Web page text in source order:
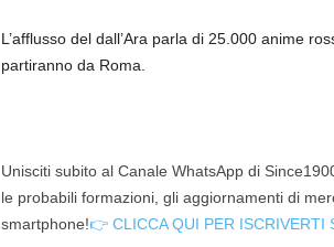
L’afflusso del dall’Ara parla di 25.000 anime
partiranno da Roma.
Unisciti subito al Canale WhatsApp di
le probabili formazioni, gli aggiornamenti di
smartphone!👉 CLICCA QUI PER ISCRIVERTI